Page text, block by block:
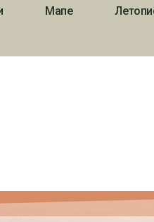
Мапе